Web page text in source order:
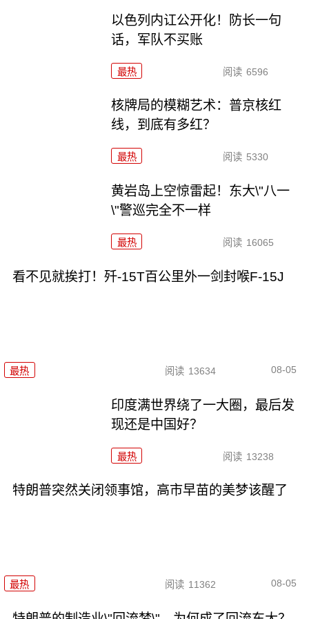
以色列内讧公开化！防长一句
话，军队不买账
最热 阅读 6596
核牌局的模糊艺术：普京核红
线，到底有多红？
最热 阅读 5330
黄岩岛上空惊雷起！东大\"八一
\"警巡完全不一样
最热 阅读 16065
看不见就挨打！歼-15T百公里外一剑封喉F-15J
最热 阅读 13634 08-05
印度满世界绕了一大圈，最后发
现还是中国好？
最热 阅读 13238
特朗普突然关闭领事馆，高市早苗的美梦该醒了
最热 阅读 11362 08-05